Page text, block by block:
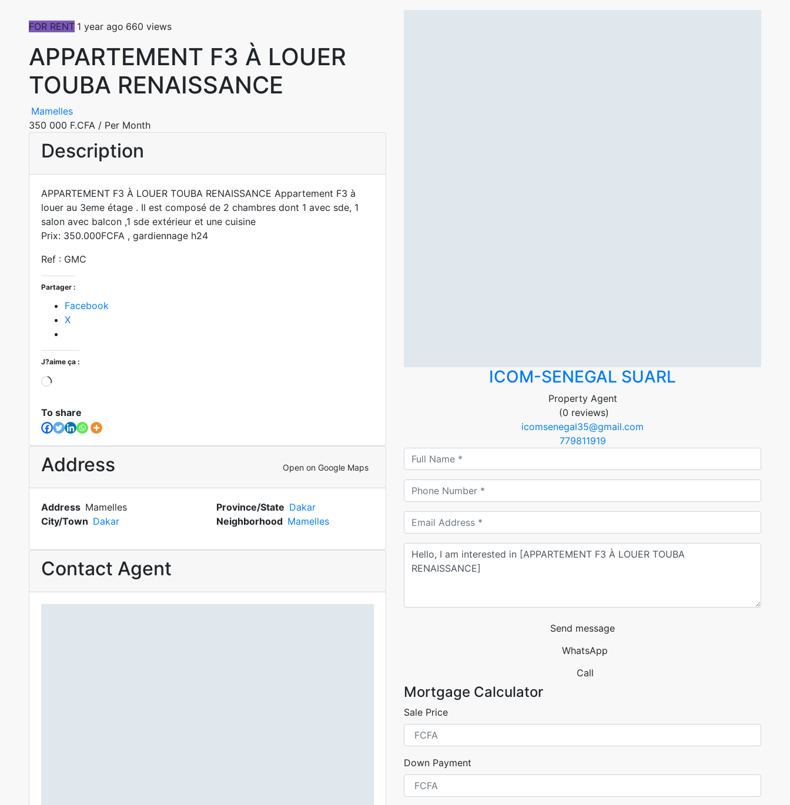
FOR RENT 1 year ago 660 views
APPARTEMENT F3 À LOUER
TOUBA RENAISSANCE
Mamelles
350 000 F.CFA / Per Month
Description
APPARTEMENT F3 À LOUER TOUBA RENAISSANCE Appartement F3 à
louer au 3eme étage . Il est composé de 2 chambres dont 1 avec sde, 1
salon avec balcon ,1 sde extérieur et une cuisine
Prix: 350.000FCFA , gardiennage h24
Ref : GMC
Partager :
Facebook
X
J?aime ça :
To share
Address Open on Google Maps
Address Mamelles Province/State Dakar
City/Town Dakar Neighborhood Mamelles
Contact Agent
ICOM-SENEGAL SUARL
Property Agent
(0 reviews)
icomsenegal35@gmail.com
779811919
Send message
WhatsApp
Call
Mortgage Calculator
Sale Price
Down Payment